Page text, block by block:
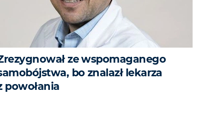
ze wspomaganego
bo znalazł lekarza
powołania